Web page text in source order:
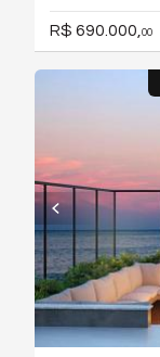
R$ 690.000, 00